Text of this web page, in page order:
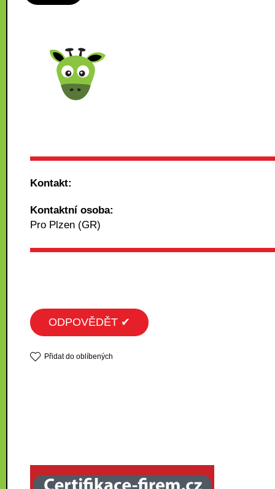
Kontakt:
Kontaktní osoba:
Pro Plzen (GR)
ODPOVĚDĚT ✔
Přidat do oblíbených